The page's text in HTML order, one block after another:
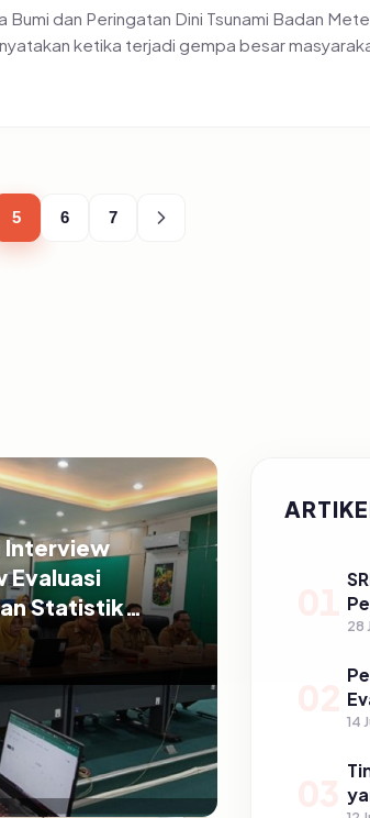
dan Peringatan Dini Tsunami Badan
ketika terjadi gempa besar
5 6 7
Interview
Evaluasi
Statistik
28
14